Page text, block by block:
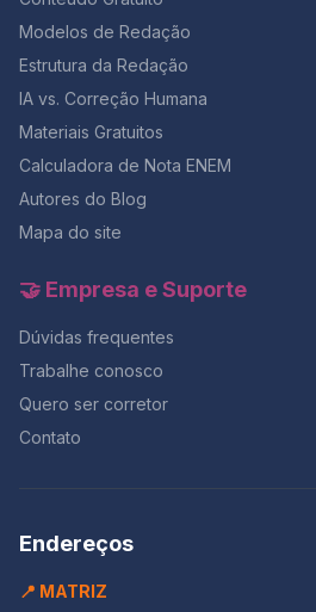
Modelos de Redação
Estrutura da Redação
IA vs. Correção Humana
Materiais Gratuitos
Calculadora de Nota ENEM
Autores do Blog
Mapa do site
🤝 Empresa e Suporte
Dúvidas frequentes
Trabalhe conosco
Quero ser corretor
Contato
Endereços
📍 MATRIZ